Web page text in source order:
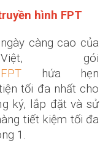
hình FPT
càng cao của
gói
hứa hẹn
tối đa nhất cho
ký, lắp đặt và sử
tiết kiệm tối đa
1.